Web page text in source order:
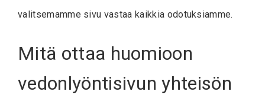
valitsemamme sivu vastaa kaikkia odotuksiamme.
Mitä ottaa huomioon
vedonlyöntisivun yhteisön